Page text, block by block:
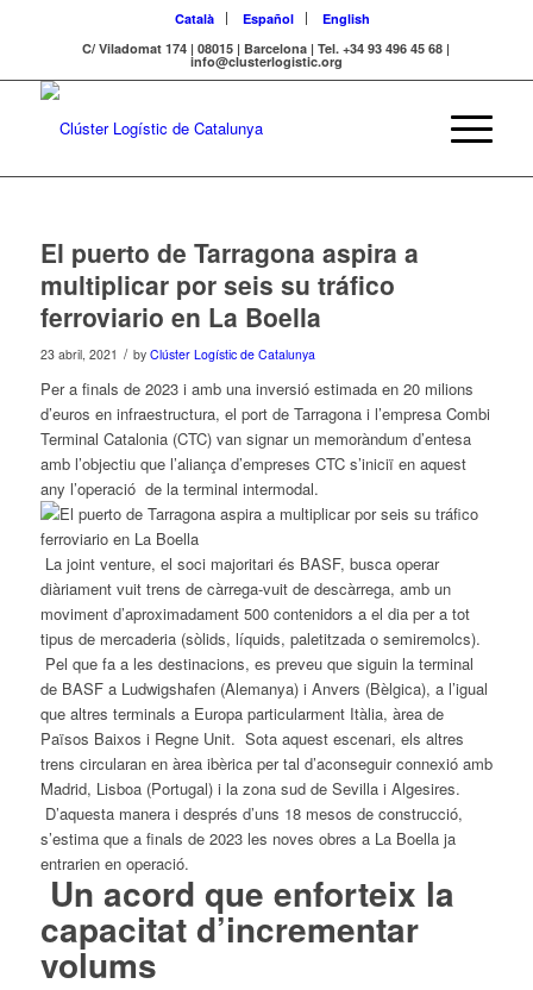
Català Español
English
C/ Viladomat 174 | 08015 | Barcelona | Tel. +34 93 496 45 68 |
info@clusterlogistic.org
El puerto de Tarragona aspira a
multiplicar por seis su tráfico
ferroviario en La Boella
23 abril, 2021 / by Clúster Logístic de Catalunya
Per a finals de 2023 i amb una inversió estimada en 20 milions
d’euros en infraestructura, el port de Tarragonai l’empresa Combi
Terminal Catalonia (CTC) van signar un memoràndum d’entesa
amb l’objectiu que l’aliança d’empreses CTC s’iniciï en aquest
any l’operació de la terminal intermodal.
La joint venture, el soci majoritari és BASF, busca operar
diàriament vuit trens de càrrega-vuit de descàrrega, amb un
moviment d’aproximadament 500 contenidors a el dia per a tot
tipus de mercaderia (sòlids, líquids, paletitzada o semiremolcs).
Pel que fa a les destinacions, es preveu que siguin la terminal
de BASF a Ludwigshafen (Alemanya) i Anvers (Bèlgica), a l’igual
que altres terminals a Europa particularment Itàlia, àrea de
Països Baixos i Regne Unit. Sota aquest escenari, els altres
trens circularan en àrea ibèrica per tal d’aconseguir connexió amb
Madrid, Lisboa (Portugal) i la zona sud de Sevilla i Algesires.
D’aquesta manera i després d’uns 18 mesos de construcció,
s’estima que a finals de 2023 les noves obres a La Boellaja
entrarien en operació.
Un acord que enforteix la
capacitat d’incrementar
volums